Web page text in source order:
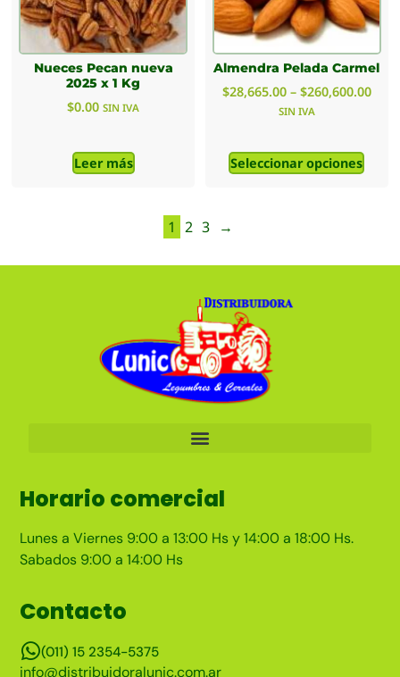
Nueces Pecan nueva
2025 x 1 Kg
$0.00 SIN IVA
Leer más
Almendra Pelada Carmel
$28,665.00 – $260,600.00
SIN IVA
Seleccionar opciones
1 2 3 →
Horario comercial
Lunes a Viernes 9:00 a 13:00 Hs y 14:00 a 18:00 Hs.
Sabados 9:00 a 14:00 Hs
Contacto
(011) 15 2354-5375
info@distribuidoralunic.com.ar